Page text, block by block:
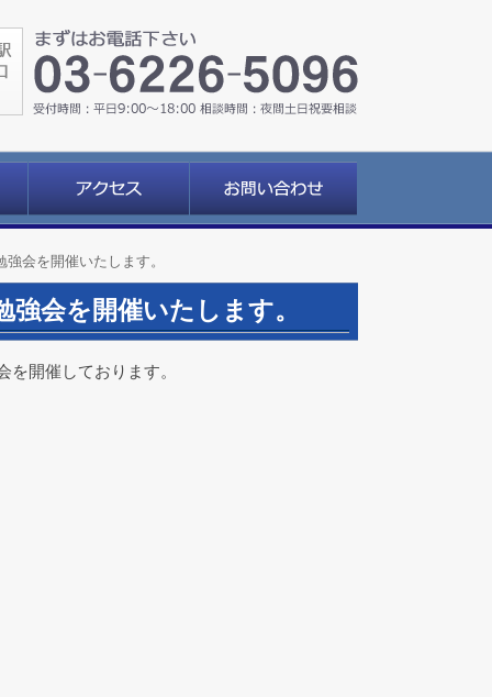
会を開催いたします。
会を開催いたします。
開催しております。